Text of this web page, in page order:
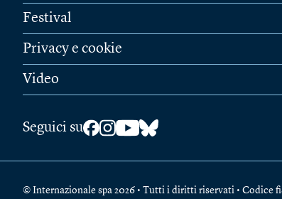
Festival
Privacy e cookie
Video
Seguici su
© Internazionale spa 2026 • Tutti i diritti riservati • Codice